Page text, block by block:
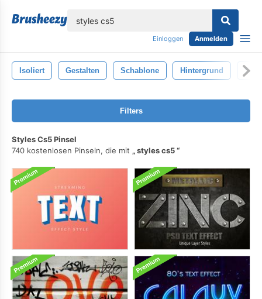
Einloggen Anmelden
Isoliert Gestalten Schablone Hintergrund Stil
Filters
Styles Cs5 Pinsel
740 kostenlosen Pinseln, die mit
styles cs5